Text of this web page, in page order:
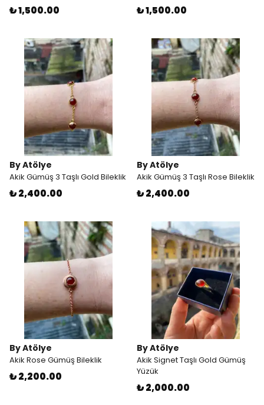
₺ 1,500.00 ₺ 1,500.00
By Atölye
Akik Gümüş 3 Taşlı Gold Bileklik
₺ 2,400.00
By Atölye
Akik Gümüş 3 Taşlı Rose Bileklik
₺ 2,400.00
By Atölye
Akik Rose Gümüş Bileklik
₺ 2,200.00
By Atölye
Akik Signet Taşlı Gold Gümüş
Yüzük
₺ 2,000.00